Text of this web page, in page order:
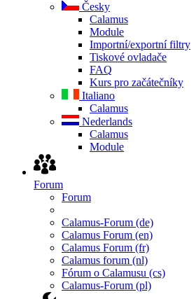
Česky
Calamus
Module
Importní/exportní filtry
Tiskové ovladače
FAQ
Kurs pro začátečníky
Italiano
Calamus
Nederlands
Calamus
Module
Forum
Forum
Calamus-Forum (de)
Calamus Forum (en)
Calamus Forum (fr)
Calamus forum (nl)
Fórum o Calamusu (cs)
Calamus-Forum (pl)